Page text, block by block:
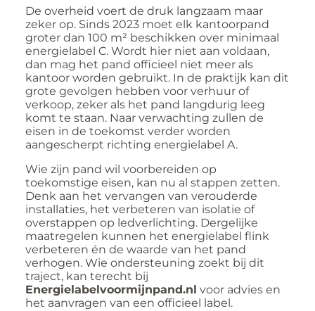
De overheid voert de druk langzaam maar
zeker op. Sinds 2023 moet elk kantoorpand
groter dan 100 m² beschikken over minimaal
energielabel C. Wordt hier niet aan voldaan,
dan mag het pand officieel niet meer als
kantoor worden gebruikt. In de praktijk kan dit
grote gevolgen hebben voor verhuur of
verkoop, zeker als het pand langdurig leeg
komt te staan. Naar verwachting zullen de
eisen in de toekomst verder worden
aangescherpt richting energielabel A.
Wie zijn pand wil voorbereiden op
toekomstige eisen, kan nu al stappen zetten.
Denk aan het vervangen van verouderde
installaties, het verbeteren van isolatie of
overstappen op ledverlichting. Dergelijke
maatregelen kunnen het energielabel flink
verbeteren én de waarde van het pand
verhogen. Wie ondersteuning zoekt bij dit
traject, kan terecht bij
Energielabelvoormijnpand.nl voor advies en
het aanvragen van een officieel label.